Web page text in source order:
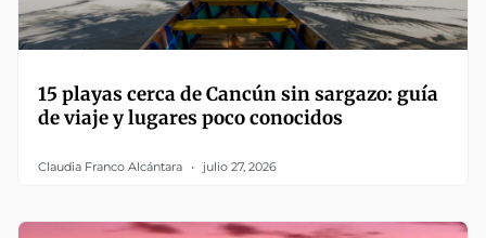
15 playas cerca de Cancún sin sargazo: guía
de viaje y lugares poco conocidos
Claudia Franco Alcántara julio 27, 2026